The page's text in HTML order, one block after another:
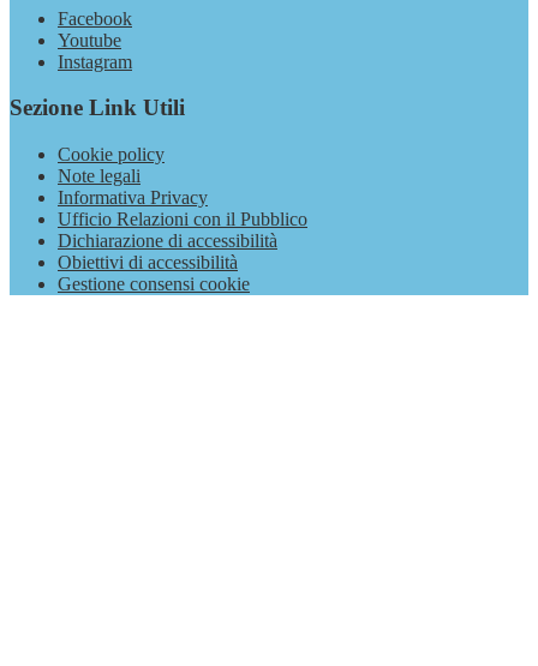
Facebook
Youtube
Instagram
Sezione Link Utili
Cookie policy
Note legali
Informativa Privacy
Ufficio Relazioni con il Pubblico
Dichiarazione di accessibilità
Obiettivi di accessibilità
Gestione consensi cookie